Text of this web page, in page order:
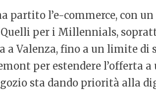
partito l’e-commerce, con
per i Millennials,
a Valenza, fino a un limite di
per estendere l’offerta
sta dando priorità alla